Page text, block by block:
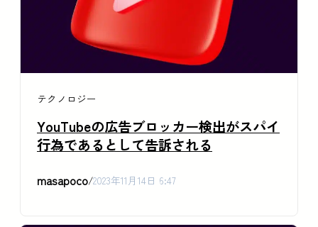
テクノロジー
YouTubeの広告ブロッカー検出がスパイ
行為であるとして告訴される
masapoco/2023年11月14日 6:47